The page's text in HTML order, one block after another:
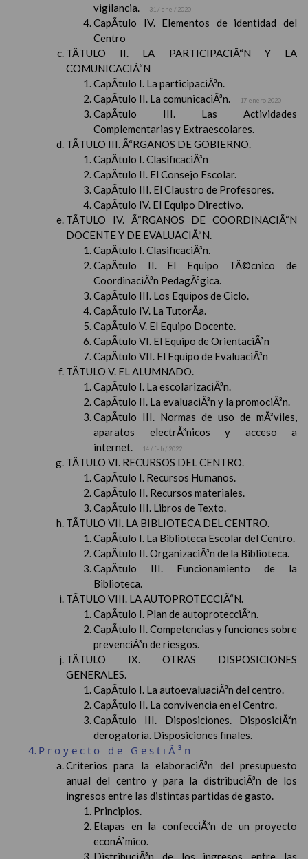
vigilancia.
31 / ene / 2020
CapÃ­tulo IV. Elementos de identidad del
Centro
TÃTULO II. LA PARTICIPACIÃ“N Y LA
COMUNICACIÃ“N
CapÃ­tulo I. La participaciÃ³n.
CapÃ­tulo II. La comunicaciÃ³n.
17 enero 2020
CapÃ­tulo III. Las Actividades
Complementarias y Extraescolares.
TÃTULO III. Ã“RGANOS DE GOBIERNO.
CapÃ­tulo I. ClasificaciÃ³n
CapÃ­tulo II. El Consejo Escolar.
CapÃ­tulo III. El Claustro de Profesores.
CapÃ­tulo IV. El Equipo Directivo.
TÃTULO IV. Ã“RGANOS DE COORDINACIÃ“N
DOCENTE Y DE EVALUACIÃ“N.
CapÃ­tulo I. ClasificaciÃ³n.
CapÃ­tulo II. El Equipo TÃ©cnico de
CoordinaciÃ³n PedagÃ³gica.
CapÃ­tulo III. Los Equipos de Ciclo.
CapÃ­tulo IV. La TutorÃ­a.
CapÃ­tulo V. El Equipo Docente.
CapÃ­tulo VI. El Equipo de OrientaciÃ³n
CapÃ­tulo VII. El Equipo de EvaluaciÃ³n
TÃTULO V. EL ALUMNADO.
CapÃ­tulo I. La escolarizaciÃ³n.
CapÃ­tulo II. La evaluaciÃ³n y la promociÃ³n.
CapÃ­tulo III. Normas de uso de mÃ³viles,
aparatos electrÃ³nicos y acceso a
internet.
14 / feb / 2022
TÃTULO VI. RECURSOS DEL CENTRO.
CapÃ­tulo I. Recursos Humanos.
CapÃ­tulo II. Recursos materiales.
CapÃ­tulo III. Libros de Texto.
TÃTULO VII. LA BIBLIOTECA DEL CENTRO.
CapÃ­tulo I. La Biblioteca Escolar del Centro.
CapÃ­tulo II. OrganizaciÃ³n de la Biblioteca.
CapÃ­tulo III. Funcionamiento de la
Biblioteca.
TÃTULO VIII. LA AUTOPROTECCIÃ“N.
CapÃ­tulo I. Plan de autoprotecciÃ³n.
CapÃ­tulo II. Competencias y funciones sobre
prevenciÃ³n de riesgos.
TÃTULO IX. OTRAS DISPOSICIONES
GENERALES.
CapÃ­tulo I. La autoevaluaciÃ³n del centro.
CapÃ­tulo II. La convivencia en el Centro.
CapÃ­tulo III. Disposiciones. DisposiciÃ³n
derogatoria. Disposiciones finales.
Proyecto de GestiÃ³n
Criterios para la elaboraciÃ³n del presupuesto
anual del centro y para la distribuciÃ³n de los
ingresos entre las distintas partidas de gasto.
Principios.
Etapas en la confecciÃ³n de un proyecto
econÃ³mico.
DistribuciÃ³n de los ingresos entre las